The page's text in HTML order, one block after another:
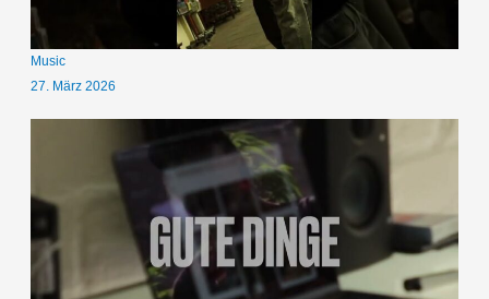
Music
27. März 2026